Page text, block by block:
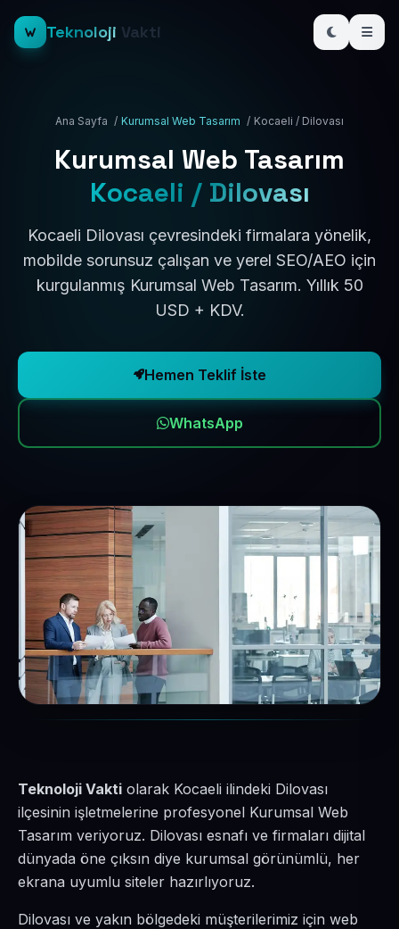
Teknoloji Vakti
Ana Sayfa / Kurumsal Web Tasarım / Kocaeli / Dilovası
Kurumsal Web Tasarım
Kocaeli / Dilovası
Kocaeli Dilovası çevresindeki firmalara yönelik,
mobilde sorunsuz çalışan ve yerel SEO/AEO için
kurgulanmış Kurumsal Web Tasarım. Yıllık 50
USD + KDV.
Hemen Teklif İste
WhatsApp
Teknoloji Vakti olarak Kocaeli ilindeki Dilovası
ilçesinin işletmelerine profesyonel Kurumsal Web
Tasarım veriyoruz. Dilovası esnafı ve firmaları dijital
dünyada öne çıksın diye kurumsal görünümlü, her
ekrana uyumlu siteler hazırlıyoruz.
Dilovası ve yakın bölgedeki müşterilerimiz için web